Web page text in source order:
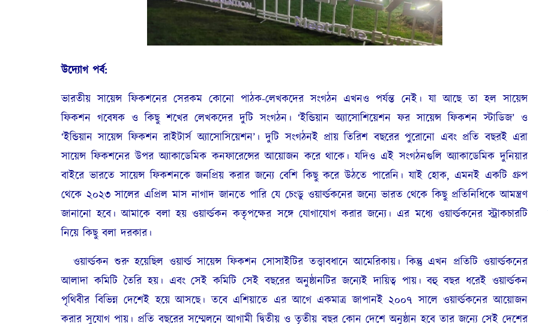
উদ্যোগ পর্ব:
ভারতীয় সায়েন্স ফিকশনের সেরকম কোনো পাঠক-লেখকদের সংগঠন এখনও পর্যন্ত নেই। যা আছে তা হল সায়েন্স
ফিকশন গবেষক ও কিছু শখের লেখকদের দুটি সংগঠন। ‘ইন্ডিয়ান অ্যাসোশিয়েশন ফর সায়েন্স ফিকশন স্টাডিজ’ ও
‘ইন্ডিয়ান সায়েন্স ফিকশন রাইটার্স অ্যাসোসিয়েশন’। দুটি সংগঠনই প্রায় তিরিশ বছরের পুরোনো এবং প্রতি বছরই এরা
সায়েন্স ফিকশনের উপর অ্যাকাডেমিক কনফারেন্সের আয়োজন করে থাকে। যদিও এই সংগঠনগুলি অ্যাকাডেমিক দুনিয়ার
বাইরে ভারতে সায়েন্স ফিকশনকে জনপ্রিয় করার জন্যে বেশি কিছু করে উঠতে পারেনি। যাই হোক, এমনই একটি গ্রুপ
থেকে ২০২৩ সালের এপ্রিল মাস নাগাদ জানতে পারি যে চেংডু ওয়ার্ল্ডকনের জন্যে ভারত থেকে কিছু প্রতিনিধিকে আমন্ত্রণ
জানানো হবে। আমাকে বলা হয় ওয়ার্ল্ডকন কতৃপক্ষের সঙ্গে যোগাযোগ করার জন্যে। এর মধ্যে ওয়ার্ল্ডকনের স্ট্রাকচারটি
নিয়ে কিছু বলা দরকার।
ওয়ার্ল্ডকন শুরু হয়েছিল ওয়ার্ল্ড সায়েন্স ফিকশন সোসাইটির তত্ত্বাবধানে আমেরিকায়। কিন্তু এখন প্রতিটি ওয়ার্ল্ডকনের
আলাদা কমিটি তৈরি হয়। এবং সেই কমিটি সেই বছরের অনুষ্ঠানটির জন্যেই দায়িত্ব পায়। বহু বছর ধরেই ওয়ার্ল্ডকন
পৃথিবীর বিভিন্ন দেশেই হয়ে আসছে। তবে এশিয়াতে এর আগে একমাত্র জাপানই ২০০৭ সালে ওয়ার্ল্ডকনের আয়োজন
করার সুযোগ পায়। প্রতি বছরের সম্মেলনে আগামী দ্বিতীয় ও তৃতীয় বছর কোন দেশে অনুষ্ঠান হবে তার জন্যে সেই দেশের